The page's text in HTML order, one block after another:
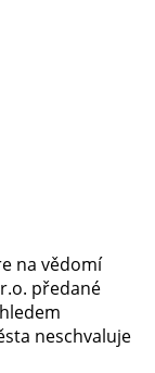
na vědomí
předané
neschvaluje